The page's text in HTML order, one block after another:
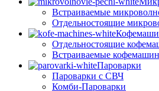
Встраиваемые
Отдельностоящие
Отдельностоящие
Встраиваемые
Пароварки
Пароварки с СВЧ
Комби-Пароварки